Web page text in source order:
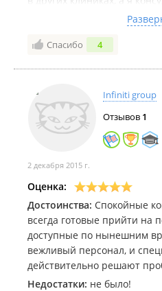
предлагали на эти зубы
нерва. Это настоящий
мало!Спасибо 4
Infiniti group
Отзывов 1
2 декабря 2015 г.
Оценка:
Достоинства: Спокойные
всегда готовые прийти на
доступные по нынешним
вежливый персонал, и
действительно решают
Недостатки: не было!